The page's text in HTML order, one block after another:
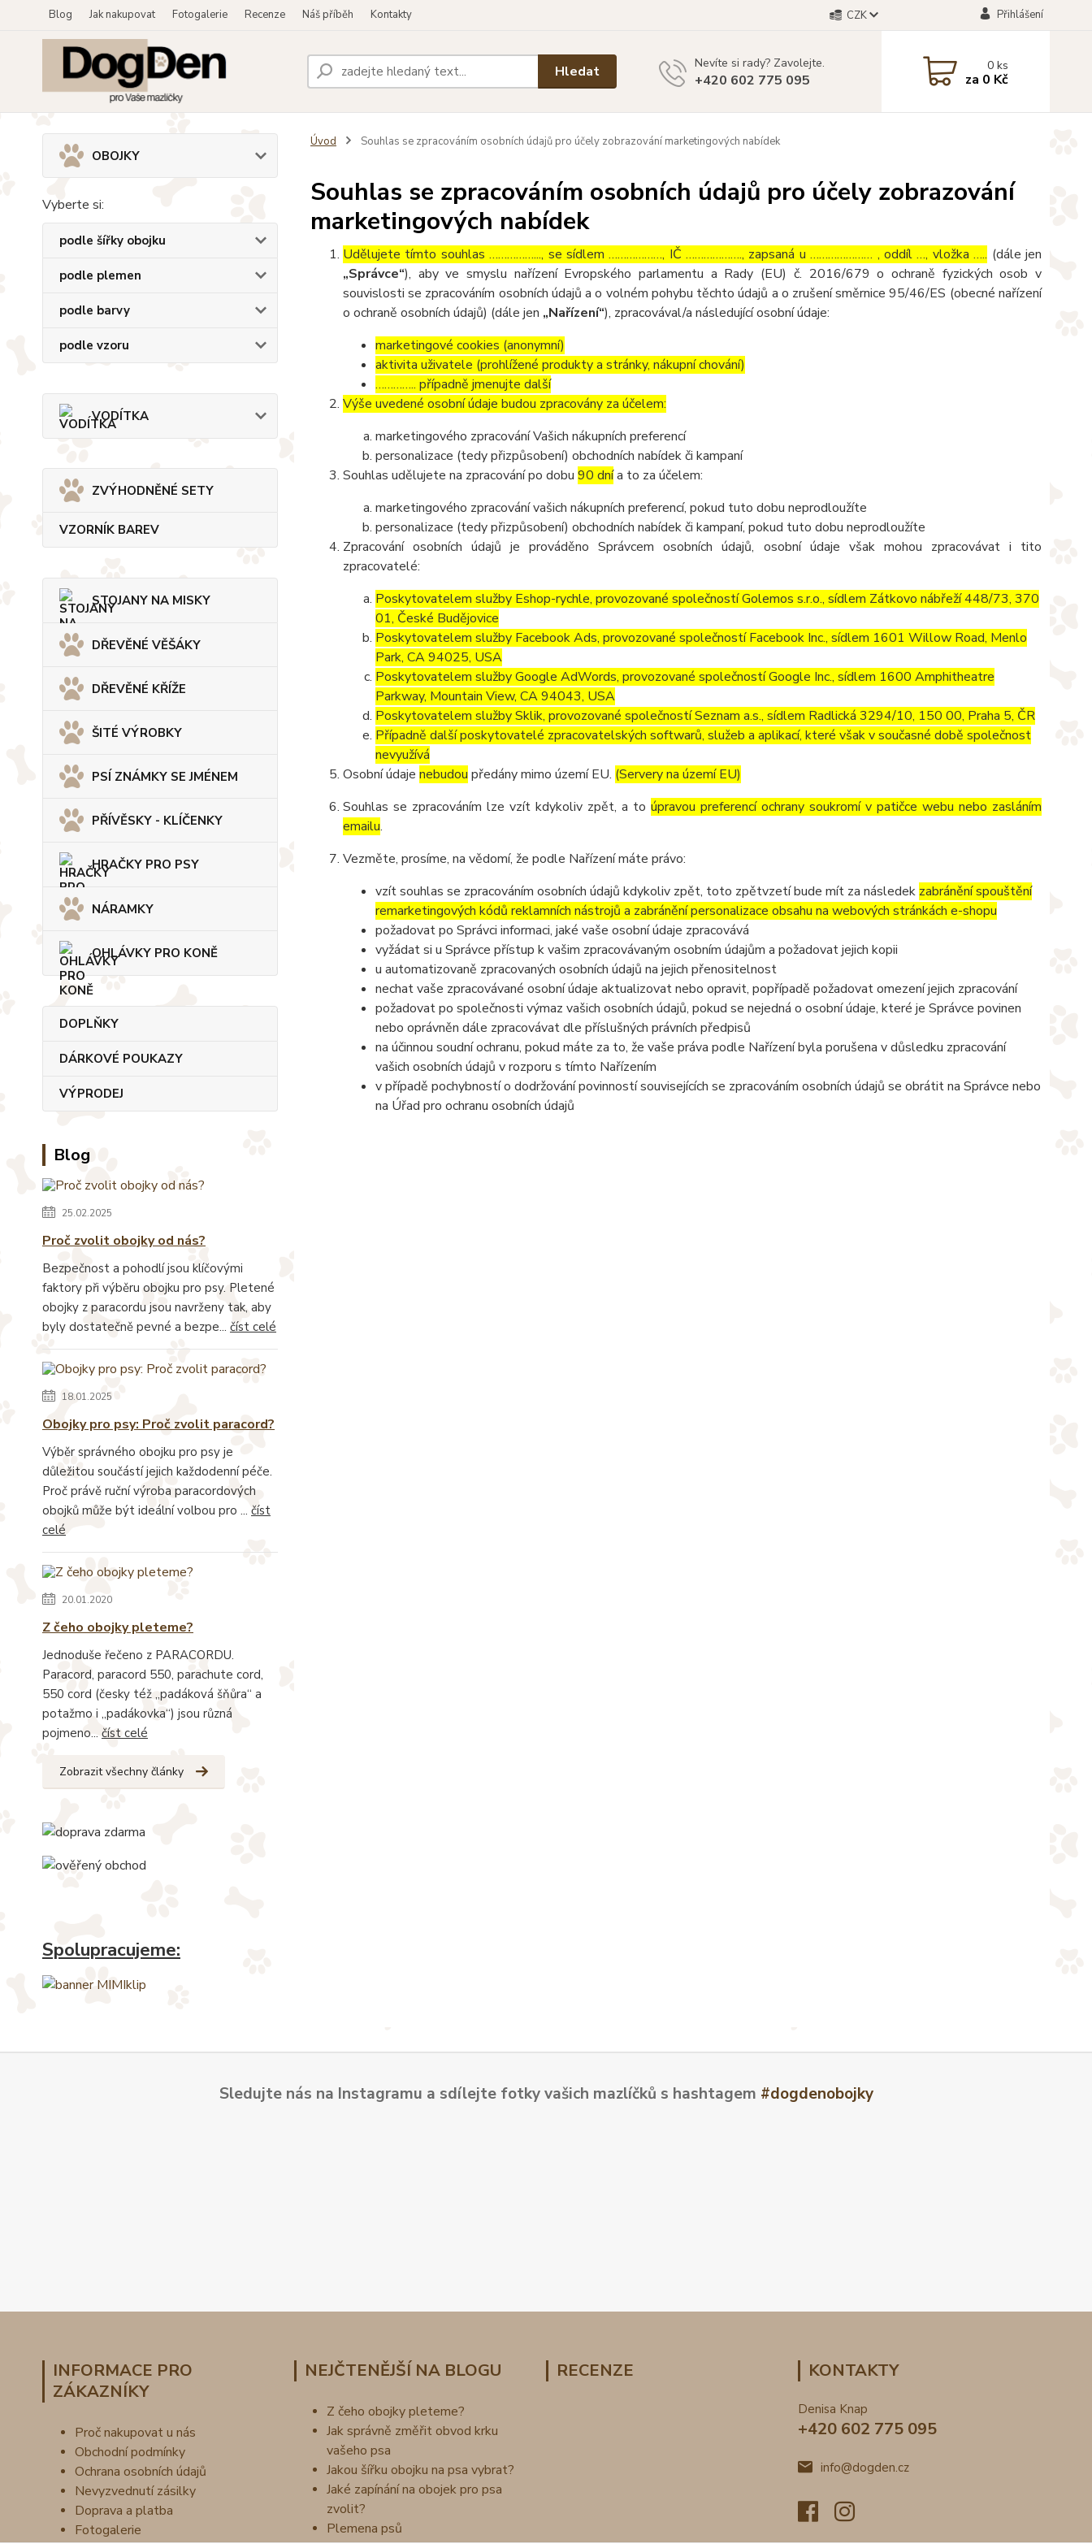
Blog Jak nakupovat Fotogalerie Recenze Náš příběh Kontakty CZK Přihlášení
Hledat Nevíte si rady? Zavolejte.
+420 602 775 095
0ks
za 0 Kč
OBOJKY
Vyberte si:
podle šířky obojku
podle plemen
podle barvy
podle vzoru
VODÍTKA
ZVÝHODNĚNÉ SETY
VZORNÍK BAREV
STOJANY NA MISKY
DŘEVĚNÉ VĚŠÁKY
DŘEVĚNÉ KŘÍŽE
ŠITÉ VÝROBKY
PSÍ ZNÁMKY SE JMÉNEM
PŘÍVĚSKY - KLÍČENKY
HRAČKY PRO PSY
NÁRAMKY
OHLÁVKY PRO KONĚ
DOPLŇKY
DÁRKOVÉ POUKAZY
VÝPRODEJ
Blog
25.02.2025
Proč zvolit obojky od nás?
Bezpečnost a pohodlí jsou klíčovými
faktory při výběru obojku pro psy. Pletené
obojky z paracordu jsou navrženy tak, aby
byly dostatečně pevné a bezpe... číst celé
18.01.2025
Obojky pro psy: Proč zvolit paracord?
Výběr správného obojku pro psy je
důležitou součástí jejich každodenní péče.
Proč právě ruční výroba paracordových
obojků může být ideální volbou pro ... číst
celé
20.01.2020
Z čeho obojky pleteme?
Jednoduše řečeno z PARACORDU.
Paracord, paracord 550, parachute cord,
550 cord (česky též „padáková šňůra“ a
potažmo i „padákovka“) jsou různá
pojmeno... číst celé
Zobrazit všechny články
Spolupracujeme:
Úvod Souhlas se zpracováním osobních údajů pro účely zobrazování marketingových nabídek
Souhlas se zpracováním osobních údajů pro účely zobrazování
marketingových nabídek
Udělujete tímto souhlas ……………..., se sídlem ………………, IČ ………………., zapsaná u ………………… , oddíl …, vložka ….. (dále jen
„Správce“), aby ve smyslu nařízení Evropského parlamentu a Rady (EU) č. 2016/679 o ochraně fyzických osob v
souvislosti se zpracováním osobních údajů a o volném pohybu těchto údajů a o zrušení směrnice 95/46/ES (obecné nařízení
o ochraně osobních údajů) (dále jen „Nařízení“), zpracovával/a následující osobní údaje:
marketingové cookies (anonymní)
aktivita uživatele (prohlížené produkty a stránky, nákupní chování)
………….. případně jmenujte další
Výše uvedené osobní údaje budou zpracovány za účelem:
marketingového zpracování Vašich nákupních preferencí
personalizace (tedy přizpůsobení) obchodních nabídek či kampaní
Souhlas udělujete na zpracování po dobu 90 dnía to za účelem:
marketingového zpracování vašich nákupních preferencí, pokud tuto dobu neprodloužíte
personalizace (tedy přizpůsobení) obchodních nabídek či kampaní, pokud tuto dobu neprodloužíte
Zpracování osobních údajů je prováděno Správcem osobních údajů, osobní údaje však mohou zpracovávat i tito
zpracovatelé:
Poskytovatelem služby Eshop-rychle, provozované společností Golemos s.r.o., sídlem Zátkovo nábřeží 448/73, 370
01, České Budějovice
Poskytovatelem služby Facebook Ads, provozované společností Facebook Inc., sídlem 1601 Willow Road, Menlo
Park, CA 94025, USA
Poskytovatelem služby Google AdWords, provozované společností Google Inc., sídlem 1600 Amphitheatre
Parkway, Mountain View, CA 94043, USA
Poskytovatelem služby Sklik, provozované společností Seznam a.s., sídlem Radlická 3294/10, 150 00, Praha 5, ČR
Případně další poskytovatelé zpracovatelských softwarů, služeb a aplikací, které však v současné době společnost
nevyužívá
Osobní údaje nebudou předány mimo území EU. (Servery na území EU)
Souhlas se zpracováním lze vzít kdykoliv zpět, a to úpravou preferencí ochrany soukromí v patičce webu nebo zasláním
emailu.
Vezměte, prosíme, na vědomí, že podle Nařízení máte právo:
vzít souhlas se zpracováním osobních údajů kdykoliv zpět, toto zpětvzetí bude mít za následek zabránění spouštění
remarketingových kódů reklamních nástrojů a zabránění personalizace obsahu na webových stránkách e-shopu
požadovat po Správci informaci, jaké vaše osobní údaje zpracovává
vyžádat si u Správce přístup k vašim zpracovávaným osobním údajům a požadovat jejich kopii
u automatizovaně zpracovaných osobních údajů na jejich přenositelnost
nechat vaše zpracovávané osobní údaje aktualizovat nebo opravit, popřípadě požadovat omezení jejich zpracování
požadovat po společnosti výmaz vašich osobních údajů, pokud se nejedná o osobní údaje, které je Správce povinen
nebo oprávněn dále zpracovávat dle příslušných právních předpisů
na účinnou soudní ochranu, pokud máte za to, že vaše práva podle Nařízení byla porušena v důsledku zpracování
vašich osobních údajů v rozporu s tímto Nařízením
v případě pochybností o dodržování povinností souvisejících se zpracováním osobních údajů se obrátit na Správce nebo
na Úřad pro ochranu osobních údajů
Sledujte nás na Instagramu a sdílejte fotky vašich mazlíčků s hashtagem #dogdenobojky
INFORMACE PRO
ZÁKAZNÍKY
Proč nakupovat u nás
Obchodní podmínky
Ochrana osobních údajů
Nevyzvednutí zásilky
Doprava a platba
Fotogalerie
NEJČTENĚJŠÍ NA BLOGU
Z čeho obojky pleteme?
Jak správně změřit obvod krku
vašeho psa
Jakou šířku obojku na psa vybrat?
Jaké zapínání na obojek pro psa
zvolit?
Plemena psů
RECENZE KONTAKTY
Denisa Knap
+420 602 775 095
info@dogden.cz